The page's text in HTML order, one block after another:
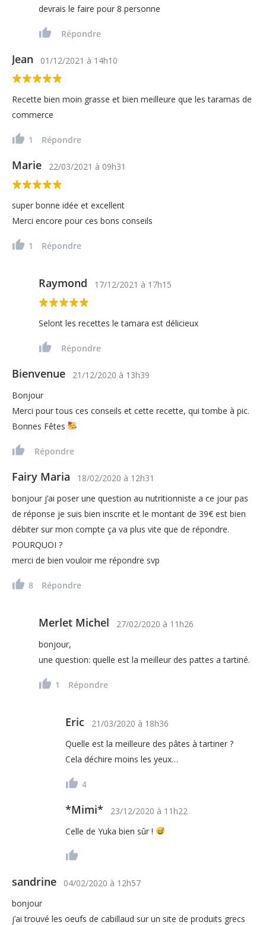
devrais le faire pour 8 personne
Répondre
Jean 01/12/2021 à 14h10
Recette bien moin grasse et bien meilleure que les taramas de
commerce
1 Répondre
Marie 22/03/2021 à 09h31
super bonne idée et excellent
Merci encore pour ces bons conseils
1 Répondre
Raymond 17/12/2021 à 17h15
Selont les recettes le tamara est délicieux
Répondre
Bienvenue 21/12/2020 à 13h39
Bonjour
Merci pour tous ces conseils et cette recette, qui tombe à pic.
Bonnes Fêtes
Répondre
Fairy Maria 18/02/2020 à 12h31
bonjour j’ai poser une question au nutritionniste a ce jour pas
de réponse je suis bien inscrite et le montant de 39€ est bien
débiter sur mon compte ça va plus vite que de répondre.
POURQUOI ?
merci de bien vouloir me répondre svp
8 Répondre
Merlet Michel 27/02/2020 à 11h26
bonjour,
une question: quelle est la meilleur des pattes a tartiné.
1 Répondre
Eric 21/03/2020 à 18h36
Quelle est la meilleure des pâtes à tartiner ?
Cela déchire moins les yeux…
4
*Mimi* 23/12/2020 à 11h22
Celle de Yuka bien sûr !
sandrine 04/02/2020 à 12h57
bonjour
j’ai trouvé les oeufs de cabillaud sur un site de produits grecs